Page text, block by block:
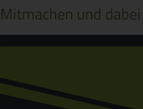
Mitmachen und